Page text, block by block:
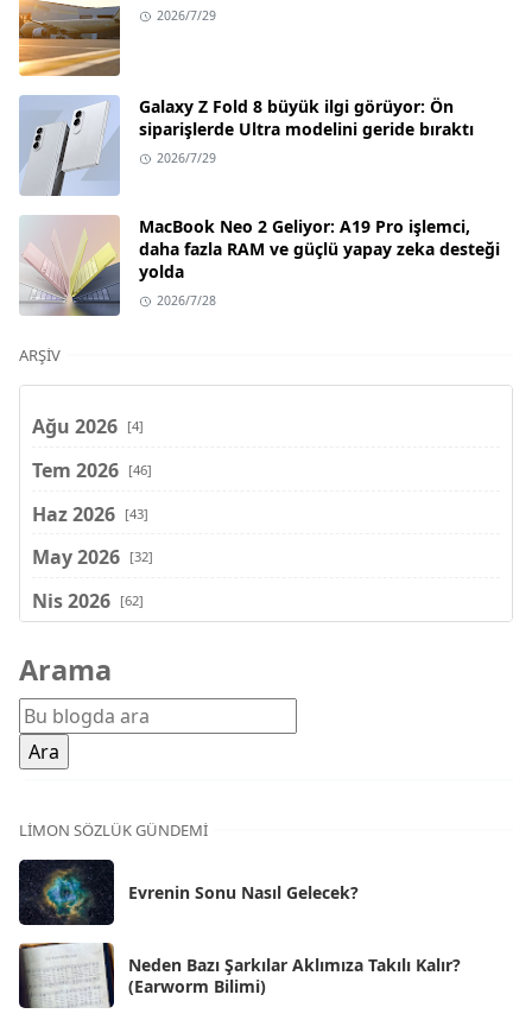
2026/7/29
Galaxy Z Fold 8 büyük ilgi görüyor: Ön
siparişlerde Ultra modelini geride bıraktı
2026/7/29
MacBook Neo 2 Geliyor: A19 Pro işlemci,
daha fazla RAM ve güçlü yapay zeka desteği
yolda
2026/7/28
ARŞIV
Ağu 2026 [4]
Tem 2026 [46]
Haz 2026 [43]
May 2026 [32]
Nis 2026 [62]
Şub 2026
Oca 2026 [72]
Ara 2025
Kas 2025
Eki 2025
Eyl 2025 [56]
Ağu 2025
Tem 2025 [45]
Arama
LIMON SÖZLÜK GÜNDEMI
Evrenin Sonu Nasıl Gelecek?
Neden Bazı Şarkılar Aklımıza Takılı Kalır?
(Earworm Bilimi)